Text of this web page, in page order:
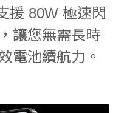
援 80W 極速閃
讓您無需長時
電池續航力。